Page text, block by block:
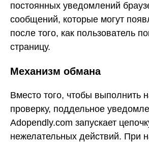
постоянных уведомлений
сообщений, которые могут
после того, как пользователь
страницу.
Механизм обмана
Вместо того, чтобы выполнить
проверку, поддельное
Adopendly.com запускает
нежелательных действий. При